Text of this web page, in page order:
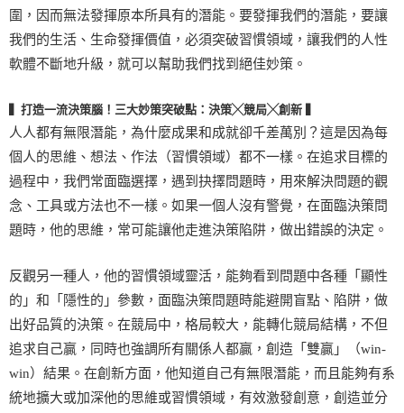
圍，因而無法發揮原本所具有的潛能。要發揮我們的潛能，要讓
我們的生活、生命發揮價值，必須突破習慣領域，讓我們的人性
軟體不斷地升級，就可以幫助我們找到絕佳妙策。
▍打造一流決策腦！三大妙策突破點：決策╳競局╳創新 ▍
人人都有無限潛能，為什麼成果和成就卻千差萬別？這是因為每
個人的思維、想法、作法（習慣領域）都不一樣。在追求目標的
過程中，我們常面臨選擇，遇到抉擇問題時，用來解決問題的觀
念、工具或方法也不一樣。如果一個人沒有警覺，在面臨決策問
題時，他的思維，常可能讓他走進決策陷阱，做出錯誤的決定。
反觀另一種人，他的習慣領域靈活，能夠看到問題中各種「顯性
的」和「隱性的」參數，面臨決策問題時能避開盲點、陷阱，做
出好品質的決策。在競局中，格局較大，能轉化競局結構，不但
追求自己贏，同時也強調所有關係人都贏，創造「雙贏」（win-
win）結果。在創新方面，他知道自己有無限潛能，而且能夠有系
統地擴大或加深他的思維或習慣領域，有效激發創意，創造並分